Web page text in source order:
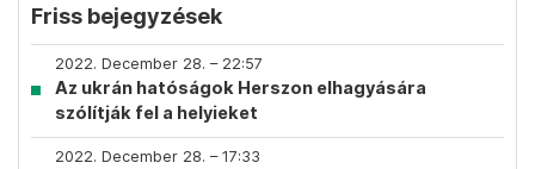
Friss bejegyzések
2022. December 28. – 22:57
Az ukrán hatóságok Herszon elhagyására
szólítják fel a helyieket
2022. December 28. – 17:33